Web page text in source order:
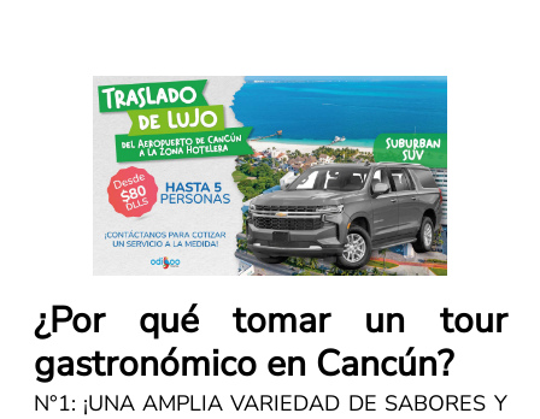
¿Por qué tomar un tour
gastronómico en Cancún?
N°1: ¡UNA AMPLIA VARIEDAD DE SABORES Y